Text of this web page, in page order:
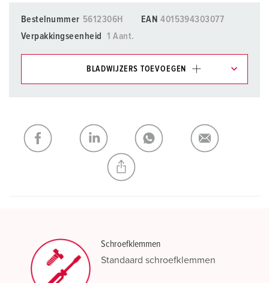
Bestelnummer 5612306H EAN 4015394303077
Verpakkingseenheid
1 Aant.
BLADWIJZERS TOEVOEGEN
Mijn lijst TOEVOEGEN
NIEUW LIJST MAKEN
Schroefklemmen
Standaard schroefklemmen